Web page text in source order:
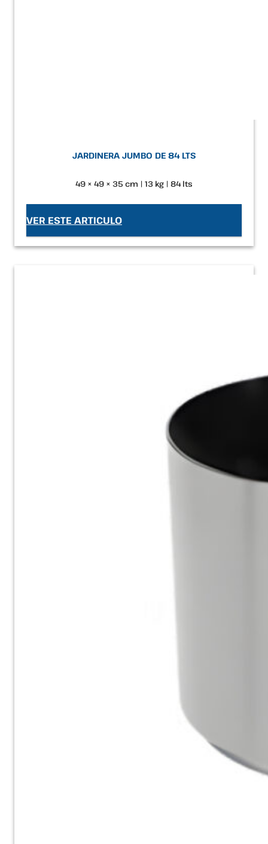
JARDINERA JUMBO DE 84 LTS
49 × 49 × 35 cm | 13 kg | 84 lts
VER ESTE ARTICULO